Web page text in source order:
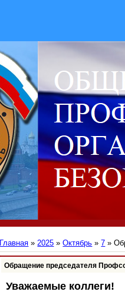
Главная »2025 » Октябрь » 7 »
Обращение председателя
Уважаемые коллеги!